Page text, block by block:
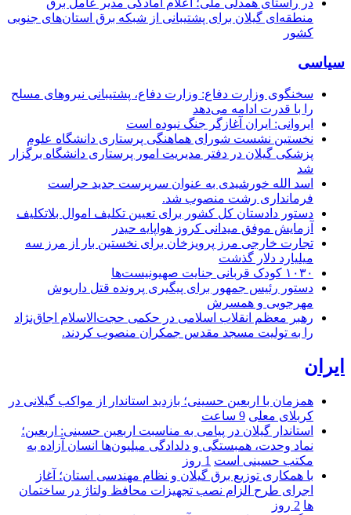
منطقه‌ای گیلان برای پشتیبانی از شبكه برق استان‌های جنوبی
كشور
سیاسی
سخنگوی وزارت دفاع: وزارت دفاع، پشتیبانی نیرو‌های مسلح
را با قدرت ادامه می‌دهد
ایروانی: ایران آغازگر جنگ نبوده است
نخستین نشست شورای هماهنگی پرستاری دانشگاه علوم
پزشکی گیلان در دفتر مدیریت امور پرستاری دانشگاه برگزار
شد
اسد الله خورشیدی به عنوان سرپرست جدید حراست
فرمانداری رشت منصوب شد.
دستور دادستان کل کشور برای تعیین تکلیف اموال بلاتکلیف
آزمایش موفق میدانی کروز هواپایه حیدر
تجارت خارجی مرز پرویزخان برای نخستین بار از مرز سه
میلیارد دلار گذشت
۱۰۳۰ کودک قربانی جنایت صهیونیست‌ها
دستور رئیس جمهور برای پیگیری پرونده قتل داریوش
مهرجویی و همسرش
رهبر معظم انقلاب اسلامی در حکمی حجت‌الاسلام اجاق‌نژاد
را به تولیت مسجد مقدس جمکران منصوب کردند.
ایران
همزمان با اربعین حسینی؛ بازدید استاندار از مواکب گیلانی در
کربلای معلی 9 ساعت
استاندار گیلان در پیامی به مناسبت اربعین حسینی: اربعین؛
نماد وحدت، همبستگی و دلدادگی میلیون‌ها انسان آزاده به
مکتب حسینی است 1 روز
با همکاری توزیع برق گیلان و نظام مهندسی استان؛ آغاز
اجرای طرح الزام نصب تجهیزات محافظ ولتاژ در ساختمان
ها 2 روز